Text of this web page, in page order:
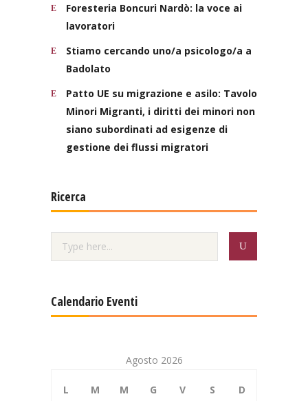
Foresteria Boncuri Nardò: la voce ai
lavoratori
Stiamo cercando uno/a psicologo/a a
Badolato
Patto UE su migrazione e asilo: Tavolo
Minori Migranti, i diritti dei minori non
siano subordinati ad esigenze di
gestione dei flussi migratori
Ricerca
Calendario Eventi
Agosto 2026
L M M G V S D